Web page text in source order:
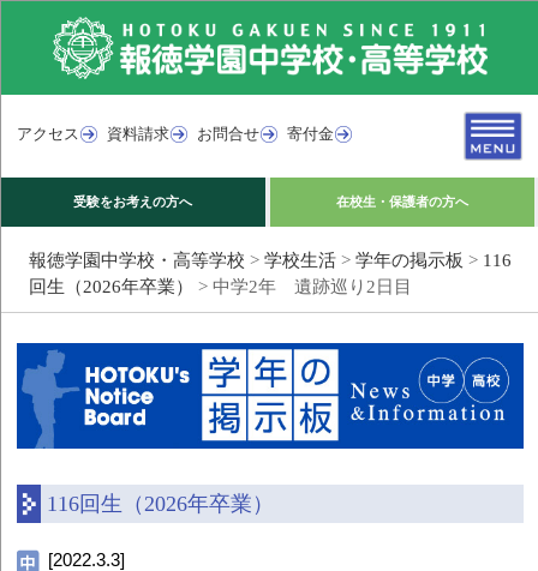
アクセス 資料請求 お問合せ 寄付金
受験をお考えの方へ 在校生・保護者の方へ
報徳学園中学校・高等学校 > 学校生活> 学年の掲示板 > 116
回生（2026年卒業）
> 中学2年 遺跡巡り2日目
116回生（2026年卒業）
[2022.3.3]